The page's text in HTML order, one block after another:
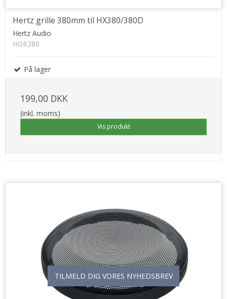
Hertz grille 380mm til HX380/380D
Hertz Audio
HGR380
På lager
199,00 DKK
(inkl. moms)
Vis produkt
TILMELD DIG VORES NYHEDSBREV